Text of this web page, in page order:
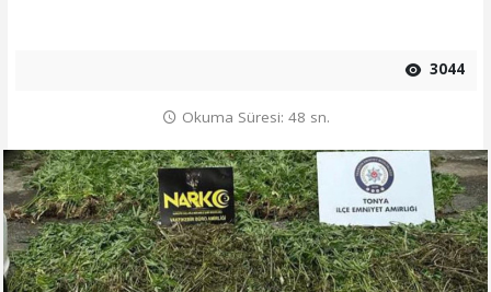
3044
Okuma Süresi: 48 sn.